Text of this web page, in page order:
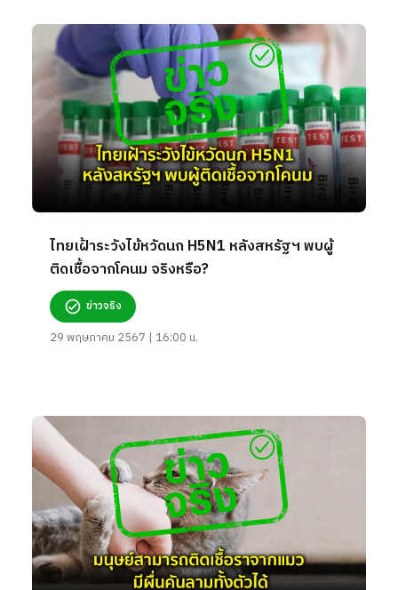
ไทยเฝ้าระวังไข้หวัดนก H5N1 หลังสหรัฐฯ พบผู้
ติดเชื้อจากโคนม จริงหรือ?
ข่าวจริง
29 พฤษภาคม 2567 | 16:00 น.